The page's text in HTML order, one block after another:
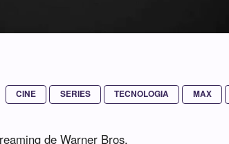
CINE SERIES TECNOLOGIA MAX
de Warner Bros.